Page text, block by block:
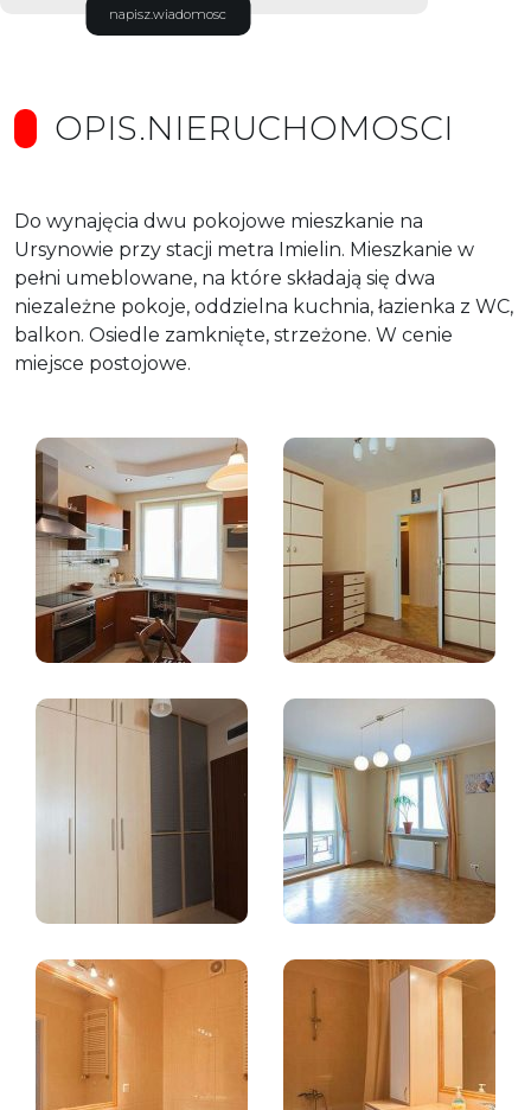
napisz.wiadomosc
OPIS.NIERUCHOMOSCI
Do wynajęcia dwu pokojowe mieszkanie na
Ursynowie przy stacji metra Imielin. Mieszkanie w
pełni umeblowane, na które składają się dwa
niezależne pokoje, oddzielna kuchnia, łazienka z WC,
balkon. Osiedle zamknięte, strzeżone. W cenie
miejsce postojowe.